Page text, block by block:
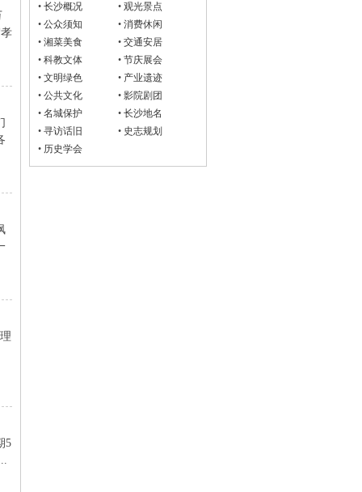
5
• 长沙概况 • 观光景点
• 公众须知 • 消费休闲
• 湘菜美食 • 交通安居
• 科教文体 • 节庆展会
• 文明绿色 • 产业遗迹
• 公共文化 • 影院剧团
• 名城保护 • 长沙地名
• 寻访话旧 • 史志规划
• 历史学会